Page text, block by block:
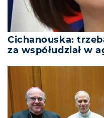
Cichanouska:
za współudział w